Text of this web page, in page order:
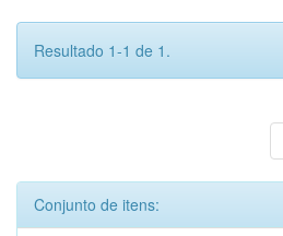
Resultado 1-1 de 1.
Conjunto de itens: